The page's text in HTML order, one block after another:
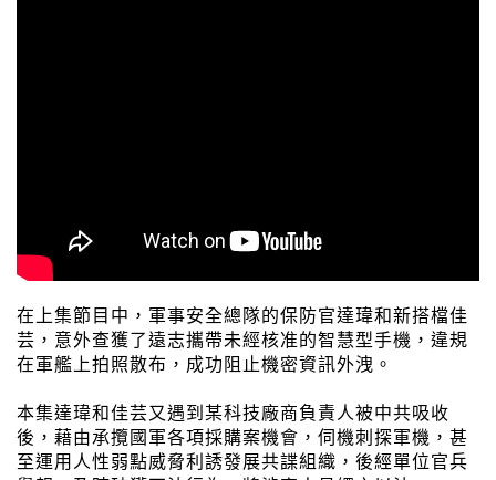
在上集節目中，軍事安全總隊的保防官達瑋和新搭檔佳
芸，意外查獲了遠志攜帶未經核准的智慧型手機，違規
在軍艦上拍照散布，成功阻止機密資訊外洩。
本集達瑋和佳芸又遇到某科技廠商負責人被中共吸收
後，藉由承攬國軍各項採購案機會，伺機刺探軍機，甚
至運用人性弱點威脅利誘發展共諜組織，後經單位官兵